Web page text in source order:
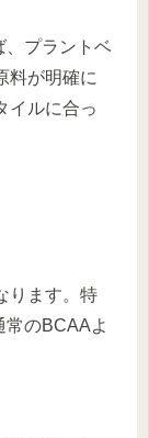
、プラントベ
料が明確に
イルに合っ
ります。特
常のBCAAよ